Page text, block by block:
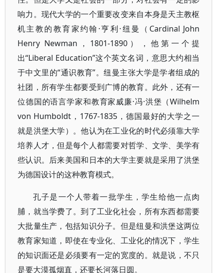
响力。现代大学的一个重要改变来自本身是天主教枢
机主教的教育家约翰·亨利·纽曼（Cardinal John
Henry Newman，1801-1890），他第一个提
出“Liberal Education”这个英文名词，意思大约相当
于中文里的“通识教育”。纽曼主张大学是学者组成的
社团，所有学生都要受到广博的教育。此外，还有一
位德国的语言学家和教育家威廉·冯·洪堡（Wilhelm
von Humboldt，1767-1835，德国最好的大学之一
就是洪堡大学）。他认为在工业化的时代必须靠大学
培养人才，但是每个人都需要对哲学、文学、美学有
些认识。后来美国和日本的大学主要就是采用了洪堡
为德国设计的这种教育模式。
孔子是一个人带着一批学生，学生给他一点肉
脯，就当学费了。到了工业化社会，所有东西都需要
大批量生产，包括知识分子。但是纽曼和洪堡这两位
教育家知道，即使在专业化、工业化的情况下，学生
的知识面还是必须要有一定的宽度的。就是说，不只
是要大漠孤烟直，还要长河落日圆。